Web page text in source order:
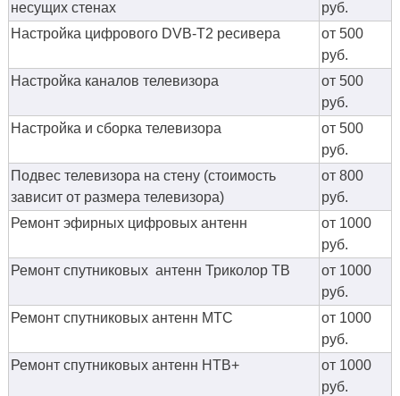
несущих стенах
руб.
Настройка цифрового DVB-T2 ресивера
от 500
руб.
Настройка каналов телевизора
от 500
руб.
Настройка и сборка телевизора
от 500
руб.
Подвес телевизора на стену (стоимость
зависит от размера телевизора)
от 800
руб.
Ремонт эфирных цифровых антенн
от 1000
руб.
Ремонт спутниковых антенн Триколор ТВ
от 1000
руб.
Ремонт спутниковых антенн МТС
от 1000
руб.
Ремонт спутниковых антенн НТВ+
от 1000
руб.